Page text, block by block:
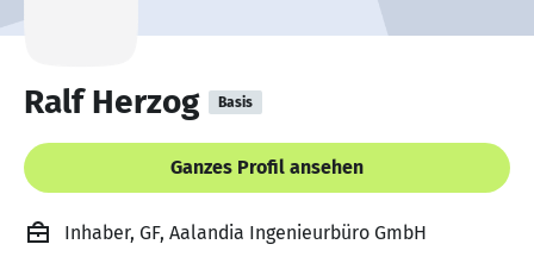
Ralf Herzog Basis
Ganzes Profil ansehen
Inhaber, GF, Aalandia Ingenieurbüro GmbH